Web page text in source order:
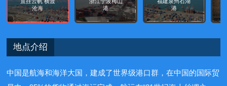
沧海
港
港
地点介绍
中国是航海和海洋大国，建成了世界级港口群，在中国的国际贸